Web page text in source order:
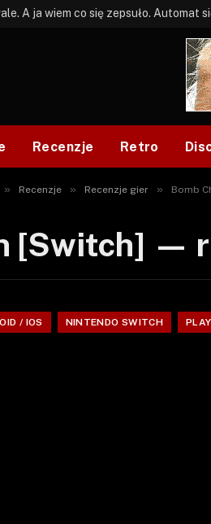
Recenzje Retro
» Recenzje » Recenzje gier » Bomb
[Switch] —
/ IOS NINTENDO SWITCH